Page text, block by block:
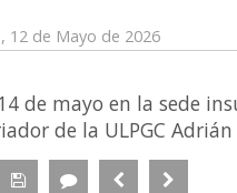
12 de Mayo de 2026
de mayo en la sede
de la ULPGC